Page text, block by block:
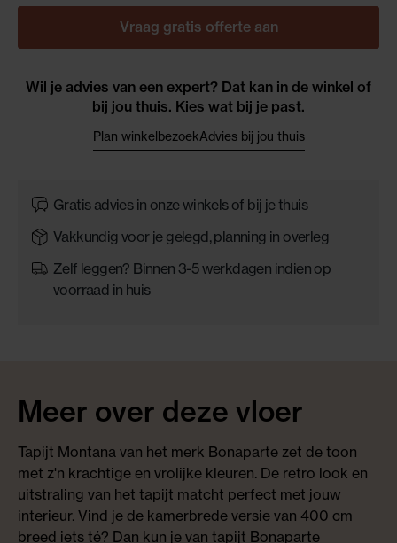
Vraag gratis offerte aan
Wil je advies van een expert? Dat kan in de winkel of
bij jou thuis. Kies wat bij je past.
Plan winkelbezoekAdvies bij jou thuis
Gratis advies in onze winkels of bij je thuis
Vakkundig voor je gelegd, planning in overleg
Zelf leggen? Binnen 3-5 werkdagen indien op
voorraad in huis
Meer over deze vloer
Tapijt Montana van het merk Bonaparte zet de toon
met z'n krachtige en vrolijke kleuren. De retro look en
uitstraling van het tapijt matcht perfect met jouw
interieur. Vind je de kamerbrede versie van 400 cm
breed iets té? Dan kun je van tapijt Bonaparte